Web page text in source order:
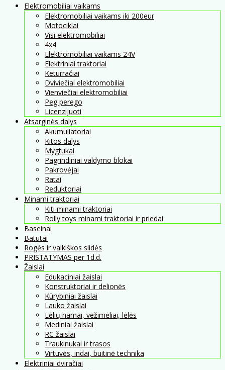
Elektromobiliai vaikams
Elektromobiliai vaikams iki 200eur
Motociklai
Visi elektromobiliai
4x4
Elektromobiliai vaikams 24V
Elektriniai traktoriai
Keturračiai
Dviviečiai elektromobiliai
Vienviečiai elektromobiliai
Peg perego
Licenzijuoti
Atsarginės dalys
Akumuliatoriai
Kitos dalys
Mygtukai
Pagrindiniai valdymo blokai
Pakrovėjai
Ratai
Reduktoriai
Minami traktoriai
Kiti minami traktoriai
Rolly toys minami traktoriai ir priedai
Baseinai
Batutai
Rogės ir vaikiškos slidės
PRISTATYMAS per 1d.d.
Žaislai
Edukaciniai žaislai
Konstruktoriai ir delionės
Kūrybiniai žaislai
Lauko žaislai
Lėlių namai, vežimėliai, lėlės
Mediniai žaislai
RC žaislai
Traukinukai ir trasos
Virtuvės, indai, buitinė technika
Elektriniai dviračiai